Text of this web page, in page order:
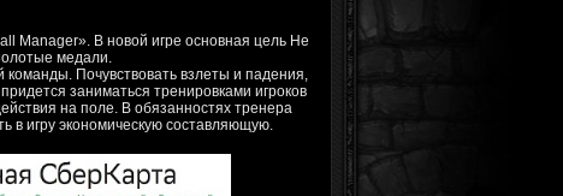
Manager». В новой игре основная цель Не
медали.
команды. Почувствовать взлеты и падения,
заниматься тренировками игроков
на поле. В обязанностях тренера
в игру экономическую составляющую.